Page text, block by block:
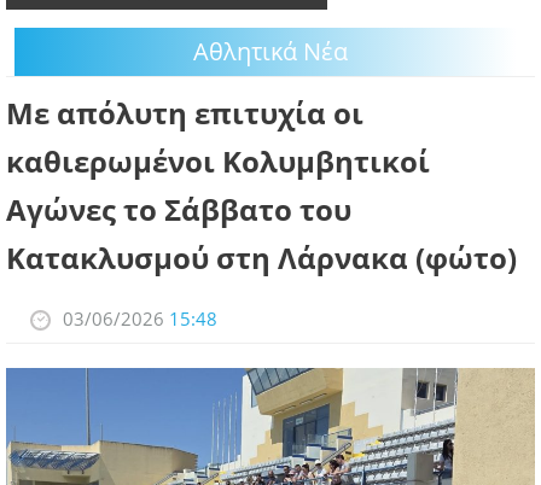
PODCAST
ΛΑΡΝΑΚΑ 2030
ΣΥΝΔΕΣΜΟΙ
ΠΕΡΙΣΣΟΤΕΡΑ
Αθλητικά Νέα
Με απόλυτη επιτυχία οι
καθιερωμένοι Κολυμβητικοί
Αγώνες το Σάββατο του
Κατακλυσμού στη Λάρνακα (φώτο)
03/06/2026 15:48